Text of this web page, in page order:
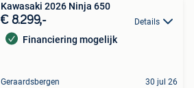
Kawasaki 2026 Ninja 650
€ 8.299,- Details
Financiering mogelijk
Geraardsbergen 30 jul 26